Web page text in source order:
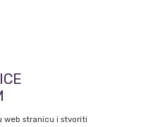
web stranicu i stvoriti